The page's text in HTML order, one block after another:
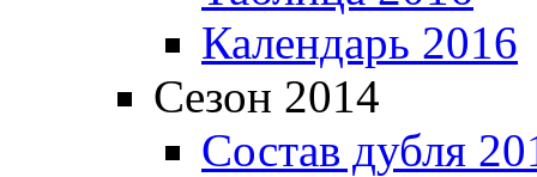
Календарь 2016
Сезон 2014
Состав дубля